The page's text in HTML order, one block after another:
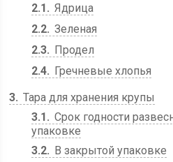
2.1
Ядрица
2.2 Зеленая
2.3
Продел
2.4
Гречневые хлопья
3 Тара для хранения крупы
3.1
Срок годности
упаковке
3.2
В закрытой упаковке